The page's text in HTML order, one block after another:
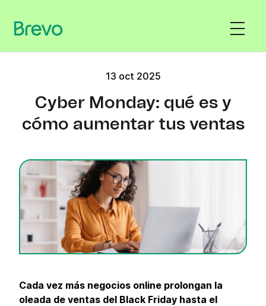
13 oct 2025
Cyber Monday: qué es y
cómo aumentar tus ventas
Cada vez más negocios online prolongan la
oleada de ventas del Black Friday hasta el